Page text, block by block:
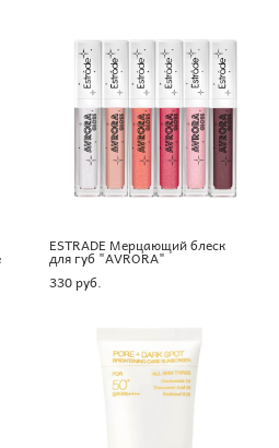
ESTRADE Мерцающий блеск
для губ "AVRORA"
330 pуб.